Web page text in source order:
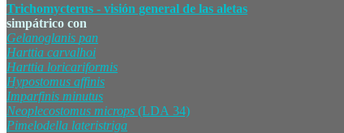
Trichomycterus - visión general de las aletas
simpátrico con
Gelanoglanis pan
Harttia carvalhoi
Harttia loricariformis
Hypostomus affinis
Imparfinis minutus
Neoplecostomus microps (LDA 34)
Pimelodella lateristriga